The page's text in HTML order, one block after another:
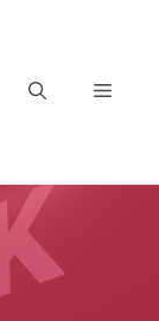
Menu